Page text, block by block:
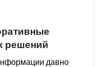
решений
давно